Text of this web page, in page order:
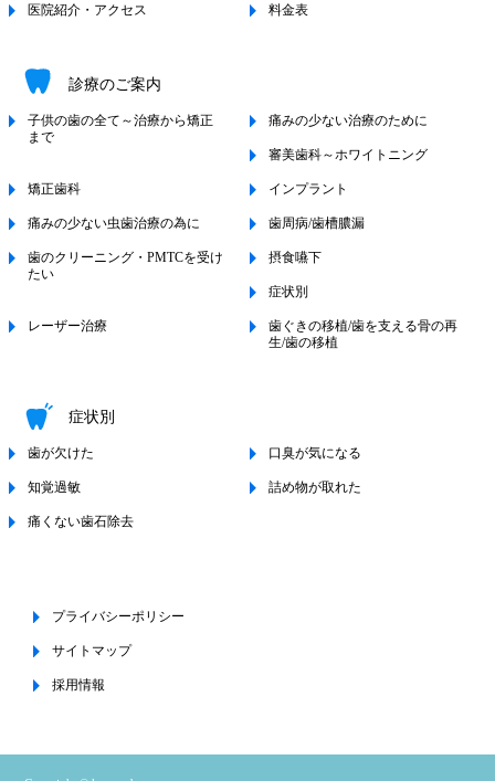
医院紹介・アクセス 料金表
診療のご案内
子供の歯の全て～治療から矯正
まで
痛みの少ない治療のために
審美歯科～ホワイトニング
矯正歯科 インプラント
痛みの少ない虫歯治療の為に 歯周病/歯槽膿漏
歯のクリーニング・PMTCを受け
たい
摂食嚥下
症状別
レーザー治療
歯ぐきの移植/歯を支える骨の再
生/歯の移植
症状別
歯が欠けた 口臭が気になる
知覚過敏 詰め物が取れた
痛くない歯石除去
プライバシーポリシー
サイトマップ
採用情報